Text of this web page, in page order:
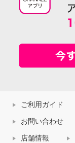
ご利用ガイド
お問い合わせ
店舗情報